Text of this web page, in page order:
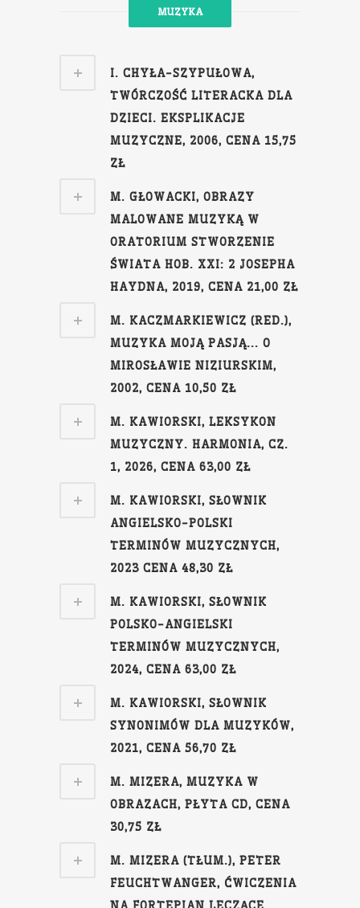
MUZYKA
I. CHYŁA-SZYPUŁOWA,
TWÓRCZOŚĆ LITERACKA DLA
DZIECI. EKSPLIKACJE
MUZYCZNE, 2006, CENA 15,75
ZŁ
M. GŁOWACKI, OBRAZY
MALOWANE MUZYKĄ W
ORATORIUM STWORZENIE
ŚWIATA HOB. XXI: 2 JOSEPHA
HAYDNA, 2019, CENA 21,00 ZŁ
M. KACZMARKIEWICZ (RED.),
MUZYKA MOJĄ PASJĄ... O
MIROSŁAWIE NIZIURSKIM,
2002, CENA 10,50 ZŁ
M. KAWIORSKI, LEKSYKON
MUZYCZNY. HARMONIA, CZ.
1, 2026, CENA 63,00 ZŁ
M. KAWIORSKI, SŁOWNIK
ANGIELSKO-POLSKI
TERMINÓW MUZYCZNYCH,
2023 CENA 48,30 ZŁ
M. KAWIORSKI, SŁOWNIK
POLSKO-ANGIELSKI
TERMINÓW MUZYCZNYCH,
2024, CENA 63,00 ZŁ
M. KAWIORSKI, SŁOWNIK
SYNONIMÓW DLA MUZYKÓW,
2021, CENA 56,70 ZŁ
M. MIZERA, MUZYKA W
OBRAZACH, PŁYTA CD, CENA
30,75 ZŁ
M. MIZERA (TŁUM.), PETER
FEUCHTWANGER, ĆWICZENIA